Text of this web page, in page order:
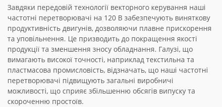
Завдяки передовій технології векторного керування наші
частотні перетворювачі на 120 В забезпечують виняткову
продуктивність двигунів, дозволяючи плавне прискорення
та уповільнення. Це призводить до покращення якості
продукції та зменшення зносу обладнання. Галузі, що
вимагають високої точності, наприклад текстильна та
пластмасова промисловість, відзначать, що наші частотні
перетворювачі підвищують загальні виробничі
можливості, що сприяє збільшенню обсягів випуску та
скороченню простоїв.